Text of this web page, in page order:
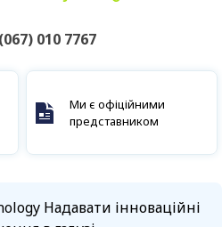
010 7767
Ми є офіційними
представником
Надавати інноваційні